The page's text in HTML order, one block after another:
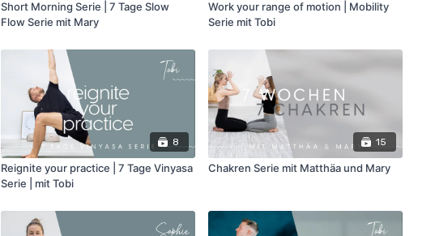
Short Morning Serie | 7 Tage Slow
Flow Serie mit Mary
Work your range of motion | Mobility
Serie mit Tobi
8
Reignite your practice | 7 Tage Vinyasa
Serie | mit Tobi
15
Chakren Serie mit Matthäa und Mary